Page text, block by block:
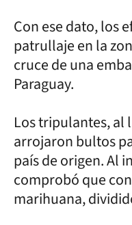
Con ese dato, los
patrullaje en la
cruce de una
Paraguay.
Los tripulantes, al
arrojaron bultos
país de origen. Al
comprobó que
marihuana,